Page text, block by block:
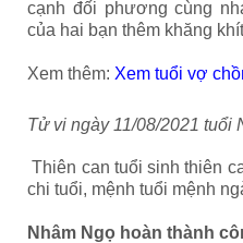
cạnh đối phương cùng
của hai bạn thêm khăng
Xem thêm: Xem tuổi vợ
Tử vi ngày 11/08/2021 tuổi
Thiên can tuổi sinh thiên
chi tuổi, mệnh tuổi mệnh
Nhâm Ngọ hoàn thành